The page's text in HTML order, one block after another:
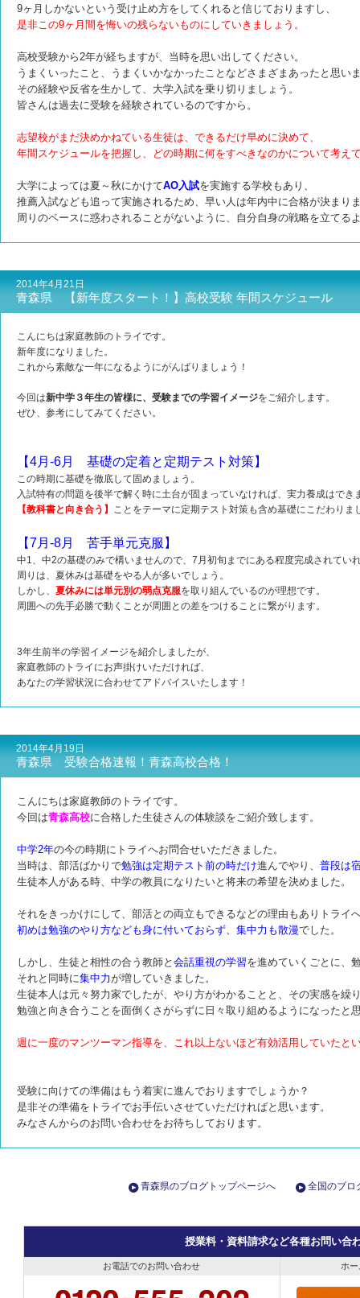
9ヶ月しかないという受け止め方をしてくれると信じておりますし、
是非この9ヶ月間を悔いの残らないものにしていきましょう。
高校受験から2年が経ちますが、当時を思い出してください。
うまくいったこと、うまくいかなかったことなどさまざまあったと思い
その経験や反省を生かして、大学入試を乗り切りましょう。
皆さんは過去に受験を経験されているのですから。
志望校がまだ決めかねている生徒は、できるだけ早めに決めて、
年間スケジュールを把握し、どの時期に何をすべきなのかについて考え
大学によっては夏～秋にかけてAO入試を実施する学校もあり、
推薦入試なども追って実施されるため、早い人は年内中に合格が決まり
周りのペースに惑わされることがないように、自分自身の戦略を立てる
2014年4月21日
青森県 【新年度スタート！】高校受験 年間スケジュール
こんにちは家庭教師のトライです。
新年度になりました。
これから素敵な一年になるようにがんばりましょう！
今回は新中学３年生の皆様に、受験までの学習イメージをご紹介します。
ぜひ、参考にしてみてください。
【4月-6月 基礎の定着と定期テスト対策】
この時期に基礎を徹底して固めましょう。
入試特有の問題を後半で解く時に土台が固まっていなければ、実力養成はでき
【教科書と向き合う】 ことをテーマに定期テスト対策も含め基礎にこだわりま
【7月-8月 苦手単元克服】
中1、中2の基礎のみで構いませんので、7月初旬までにある程度完成されてい
周りは、夏休みは基礎をやる人が多いでしょう。
しかし、 夏休みには単元別の弱点克服を取り組んでいるのが理想です。
周囲への先手必勝で動くことが周囲との差をつけることに繋がります。
3年生前半の学習イメージを紹介しましたが、
家庭教師のトライにお声掛けいただければ、
あなたの学習状況に合わせてアドバイスいたします！
2014年4月19日
青森県 受験合格速報！青森高校合格！
こんにちは家庭教師のトライです。
今回は青森高校に合格した生徒さんの体験談をご紹介致します。
中学2年の今の時期にトライへお問合せいただきました。
当時は、部活ばかりで勉強は定期テスト前の時だけ進んでやり、 普段は
生徒本人がある時、中学の教員になりたいと将来の希望を決めました。
それをきっかけにして、部活との両立もできるなどの理由もありトライ
初めは勉強のやり方なども身に付いておらず、集中力も散漫でした。
しかし、生徒と相性の合う教師と 会話重視の学習を進めていくごとに、
それと同時に集中力が増していきました。
生徒本人は元々努力家でしたが、やり方がわかることと、その実感を繰
勉強と向き合うことを面倒くさがらずに日々取り組めるようになったと
週に一度のマンツーマン指導を、これ以上ないほど有効活用していたと
受験に向けての準備はもう着実に進んでおりますでしょうか？
是非その準備をトライでお手伝いさせていただければと思います。
みなさんからのお問い合わせをお待ちしております。
青森県のブログトップページへ 全国のブロ
授業料・資料請求など各種お問い合
お電話でのお問い合わせ ホ